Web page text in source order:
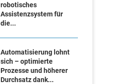
robotisches
Assistenzsystem für
die...
Automatisierung lohnt
sich – optimierte
Prozesse und höherer
Durchsatz dank...